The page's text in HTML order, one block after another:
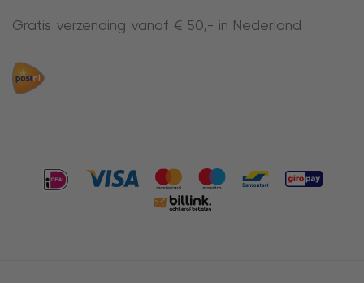
Gratis verzending vanaf € 50,- in Nederland